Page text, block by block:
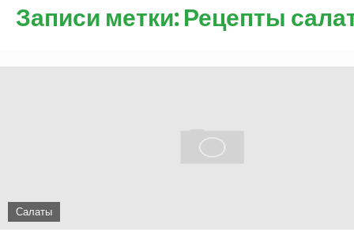
Записи метки: Рецепты
Салаты